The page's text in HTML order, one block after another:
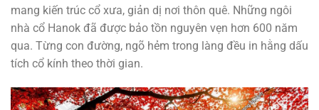
mang kiến trúc cổ xưa, giản dị nơi thôn quê. Những ngôi
nhà cổ Hanok đã được bảo tồn nguyên vẹn hơn 600 năm
qua. Từng con đường, ngõ hẻm trong làng đều in hằng dấu
tích cổ kính theo thời gian.